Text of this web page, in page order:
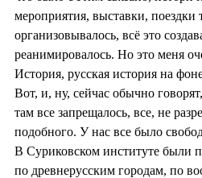
мероприятия, выставки, поездки
организовывалось, всё это
реанимировалось. Но это меня
История, русская история на
Вот, и, ну, сейчас обычно
там все запрещалось, все, не
подобного. У нас все было
В Суриковском институте были
по древнерусским городам, по